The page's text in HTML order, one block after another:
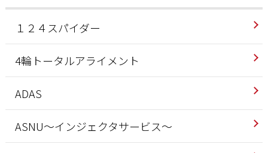
１２４スパイダー
4輪トータルアライメント
ADAS
ASNU～インジェクタサービス～